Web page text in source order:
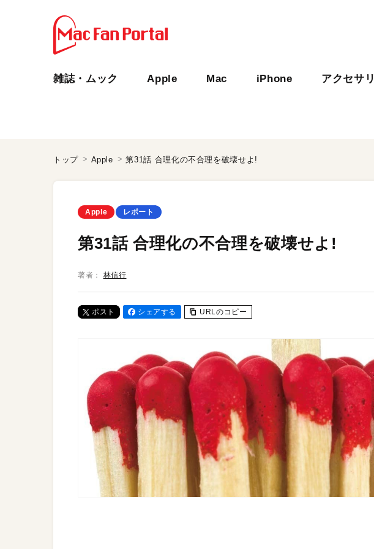
雑誌・ムック Apple Mac iPhone アクセサリ
トップ Apple 第31話 合理化の不合理を破壊せよ!
Apple レポート
第31話 合理化の不合理を破壊せよ!
著者： 林信行
ポスト シェアする URLのコピー